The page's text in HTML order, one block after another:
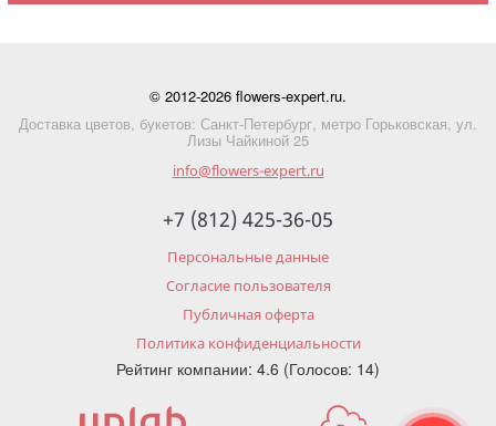
© 2012-2026 flowers-expert.ru.
Доставка цветов, букетов: Санкт-Петербург, метро Горьковская, ул.
Лизы Чайкиной 25
info@flowers-expert.ru
+7 (812) 425-36-05
Персональные данные
Согласие пользователя
Публичная оферта
Политика конфиденциальности
Рейтинг компании: 4.6 (Голосов: 14)